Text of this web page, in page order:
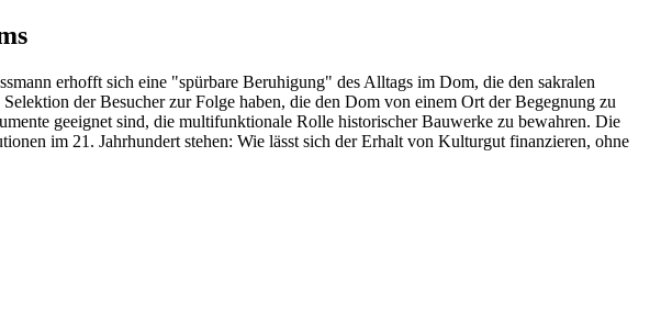
erhofft sich eine "spürbare Beruhigung" des Alltags im Dom, die den sakralen
der Besucher zur Folge haben, die den Dom von einem Ort der Begegnung zu
geeignet sind, die multifunktionale Rolle historischer Bauwerke zu bewahren. Die
im 21. Jahrhundert stehen: Wie lässt sich der Erhalt von Kulturgut finanzieren, ohne